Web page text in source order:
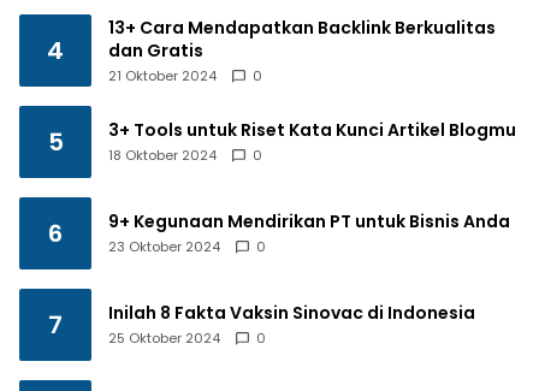
4
13+ Cara Mendapatkan Backlink Berkualitas
dan Gratis
21 Oktober 2024 0
5 3+ Tools untuk Riset Kata Kunci Artikel Blogmu
18 Oktober 2024 0
6 9+ Kegunaan Mendirikan PT untuk Bisnis Anda
23 Oktober 2024 0
7 Inilah 8 Fakta Vaksin Sinovac di Indonesia
25 Oktober 2024 0